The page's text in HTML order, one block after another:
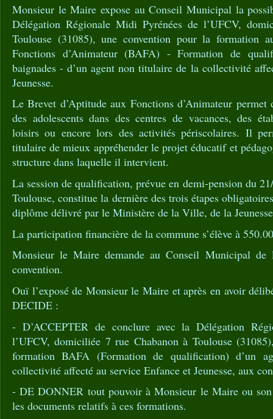
Monsieur le Maire expose au Conseil Municipal la
Délégation Régionale Midi Pyrénées de l’UFCV,
Toulouse (31085), une convention pour la formation
Fonctions d’Animateur (BAFA) - Formation de
baignades - d’un agent non titulaire de la collectivité
Jeunesse.
Le Brevet d’Aptitude aux Fonctions d’Animateur permet
des adolescents dans des centres de vacances, des
loisirs ou encore lors des activités périscolaires. Il
titulaire de mieux appréhender le projet éducatif et
structure dans laquelle il intervient.
La session de qualification, prévue en demi-pension du
Toulouse, constitue la dernière des trois étapes
diplôme délivré par le Ministère de la Ville, de la
La participation financière de la commune s’élève à
Monsieur le Maire demande au Conseil Municipal de
convention.
Ouï l’exposé de Monsieur le Maire et après en avoir
DECIDE :
- D’ACCEPTER de conclure avec la Délégation
l’UFCV, domiciliée 7 rue Chabanon à Toulouse
formation BAFA (Formation de qualification) d’un
collectivité affecté au service Enfance et Jeunesse, aux
- DE DONNER tout pouvoir à Monsieur le Maire ou son
les documents relatifs à ces formations.